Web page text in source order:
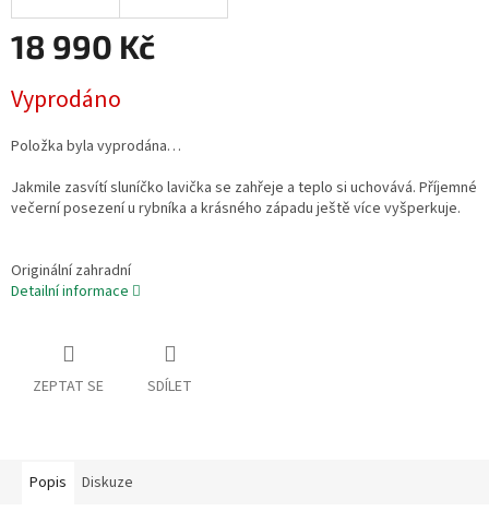
18 990 Kč
cena:
Vyprodáno
Položka byla vyprodána…
Jakmile zasvítí sluníčko lavička se zahřeje a teplo si uchovává. Příjemné
večerní posezení u rybníka a krásného západu ještě více vyšperkuje.
Originální zahradní
Detailní informace
ZEPTAT SE SDÍLET
Popis Diskuze